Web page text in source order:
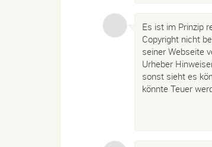
Es ist im Prinzip
Copyright nicht
seiner Webseite
Urheber
sonst sieht es
könnte Teuer